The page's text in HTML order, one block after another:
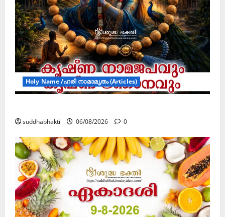
Holy Name /ഹരി നാമാമൃതം (Articles)
suddhabhakti 06/08/2026 0